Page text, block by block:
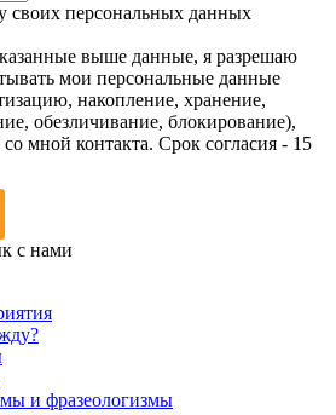
своих персональных данных
выше данные, я разрешаю
мои персональные данные
накопление, хранение,
обезличивание, блокирование),
мной контакта. Срок согласия - 15
с нами
и фразеологизмы